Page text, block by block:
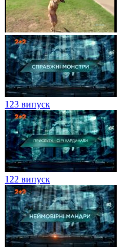
123 випуск
122 випуск